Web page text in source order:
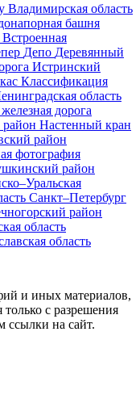
Владимирская область
башня
Встроенная
Депо Деревянный
Истринский
Классификация
область
дорога
Настенный кран
район
фотография
район
Санкт–Петербург
район
область
область
и иных материалов,
с разрешения
ссылки на сайт.